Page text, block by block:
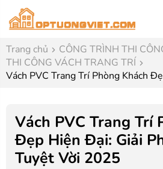
Trang chủ
CÔNG TRÌNH THI
THI CÔNG VÁCH TRANG TRÍ
Vách PVC Trang Trí Phòng Khách
Vách PVC Trang Trí
Đẹp Hiện Đại: Giải
Tuyệt Vời 2025